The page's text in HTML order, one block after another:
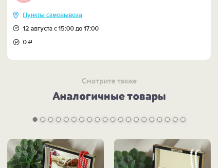
Пункты самовывоза
12 августа с 15:00 до 17:00
0Р
Смотрите также
Аналогичные товары